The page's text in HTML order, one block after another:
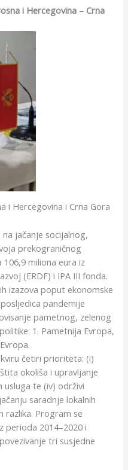
i Hercegovina – Crna
i Hercegovina i Crna Gora
jačanje socijalnog,
prekograničnog
miliona eura iz
(ERDF) i IPA III fonda.
izazova poput ekonomske
pandemije
pametnog, zelenog
1. Pametnija Evropa,
četiri prioriteta: (i)
okoliša i upravljanje
usluga te (iv) održivi
saradnje lokalnih
razlika. Program se
perioda 2014–2020 i
tri susjedne